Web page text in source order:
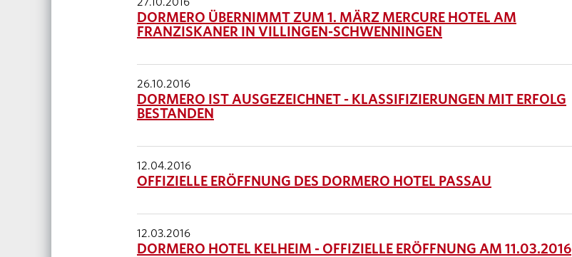
DORMERO ÜBERNIMMT ZUM 1. MÄRZ MERCURE HOTEL AM
FRANZISKANER IN VILLINGEN-SCHWENNINGEN
26.10.2016
DORMERO IST AUSGEZEICHNET - KLASSIFIZIERUNGEN MIT ERFOLG
BESTANDEN
12.04.2016
OFFIZIELLE ERÖFFNUNG DES DORMERO HOTEL PASSAU
12.03.2016
DORMERO HOTEL KELHEIM - OFFIZIELLE ERÖFFNUNG AM 11.03.2016